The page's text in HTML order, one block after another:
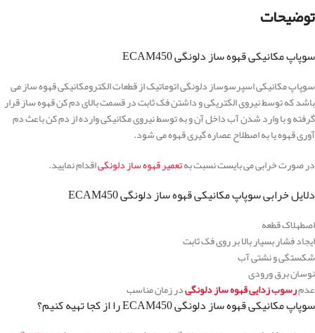
توضیحات
سوپاپ مکانیکی قهوه ساز دلونگی ECAM450
سوپاپ مکانیکی اسپرسوساز دلونگی اتوماتیک از قطعات الکترومکانیکی قهوه ساز می
باشد که توسط نیروی الکتریکی و داشتن فک ثابت در قسمت بالای دم کن قهوه ساز قرار
گرفته و با وارد شدن آب داخل آن و به توسط نیروی مکانیکی وارده از دم کن باعث دم
آوری قهوه یا به اصطلاح عصاره گیری قهوه می شود.
در صورت خرابی می بایست نسبت بهتعمیر قهوه ساز دلونگیاقدام نمایید.
دلایل خرابی سوپاپ مکانیکی قهوه ساز دلونگی ECAM450
اصطهلاک قطعه
ایجاد فشار بسیار بالا بر روی فک ثابت
شکستگی و نشتی آب
نوسان برق ورودی
عدمرسوب زدایی قهوه ساز دلونگیدر زمان مناسب
سوپاپ مکانیکی قهوه ساز دلونگی ECAM450 را از کجا تهیه کنیم؟